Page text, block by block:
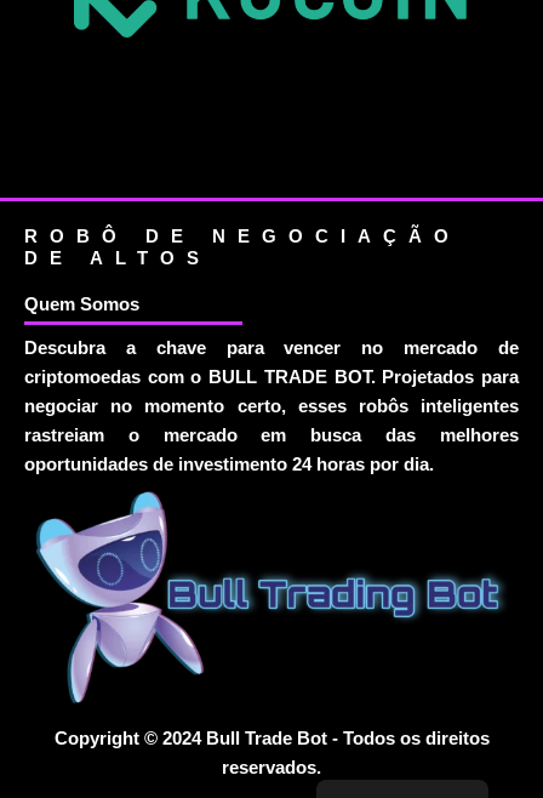
ROBÔ DE NEGOCIAÇÃO
DE ALTOS
Quem Somos
Descubra a chave para vencer no mercado de
criptomoedas com o BULL TRADE BOT. Projetados para
negociar no momento certo, esses robôs inteligentes
rastreiam o mercado em busca das melhores
oportunidades de investimento 24 horas por dia.
Copyright © 2024 Bull Trade Bot - Todos os direitos
reservados.